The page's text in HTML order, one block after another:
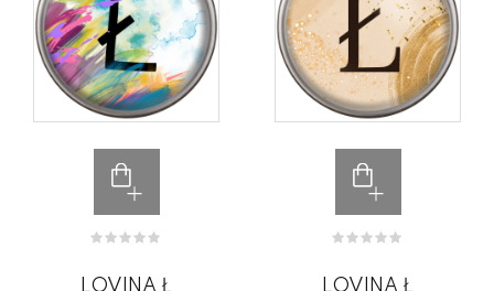
LOVINA Ł LOVINA Ł